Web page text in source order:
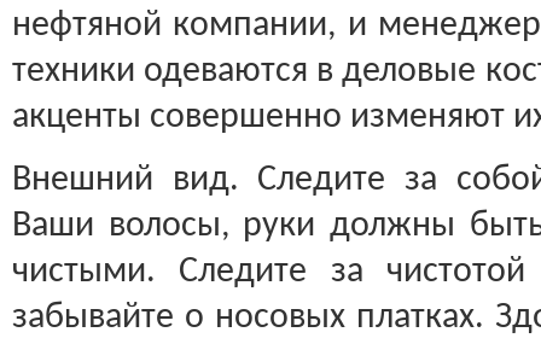
нефтяной компании, и
техники одеваются в деловые
акценты совершенно изменяют
Внешний вид. Следите за
Ваши волосы, руки должны
чистыми. Следите за
забывайте о носовых платках.